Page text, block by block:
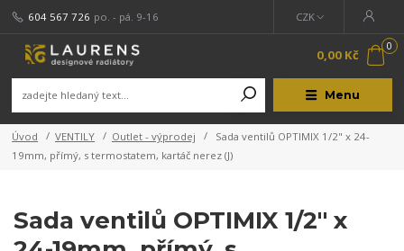
Menu
CZK
604 567 726 po. - pá. 9-16
0
0,00 Kč
Úvod VENTILY Outlet - výprodej
Sada ventilů OPTIMIX 1/2" x 24-
19mm, přímý, s termostatem, kartáč nerez (J)
Sada ventilů OPTIMIX 1/2" x